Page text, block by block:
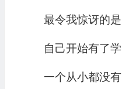
最令我惊讶的是
自己开始有了
一个从小都没